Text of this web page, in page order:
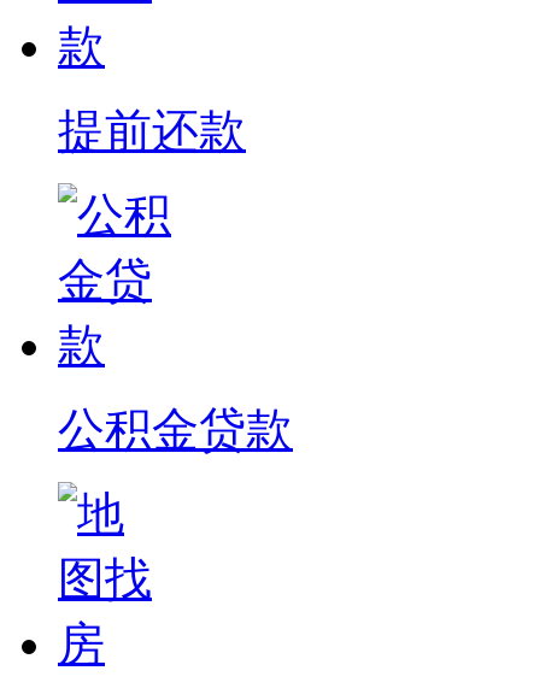
提前还款
公积金贷款